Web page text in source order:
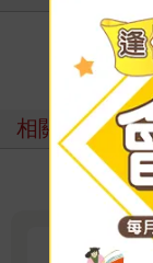
相關主題